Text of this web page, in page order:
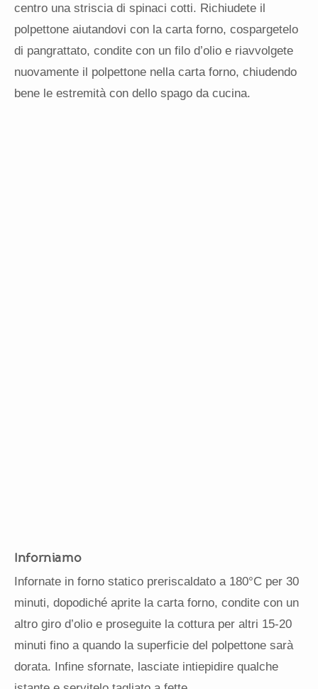
centro una striscia di spinaci cotti. Richiudete il
polpettone aiutandovi con la carta forno, cospargetelo
di pangrattato, condite con un filo d’olio e riavvolgete
nuovamente il polpettone nella carta forno, chiudendo
bene le estremità con dello spago da cucina.
Inforniamo
Infornate in forno statico preriscaldato a 180°C per 30
minuti, dopodiché aprite la carta forno, condite con un
altro giro d’olio e proseguite la cottura per altri 15-20
minuti fino a quando la superficie del polpettone sarà
dorata. Infine sfornate, lasciate intiepidire qualche